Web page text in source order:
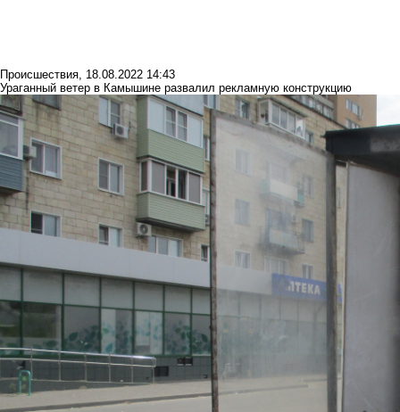
Происшествия, 18.08.2022 14:43
Ураганный ветер в Камышине развалил рекламную конструкцию